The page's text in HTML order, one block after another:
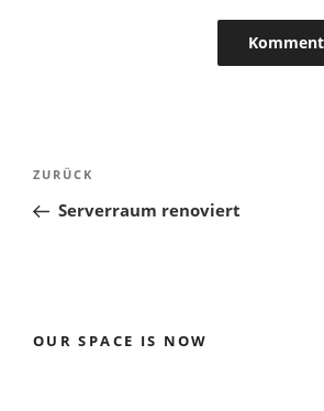
Beitragsnavigation
Vorheriger
Beitrag
ZURÜCK
Serverraum renoviert
OUR SPACE IS NOW